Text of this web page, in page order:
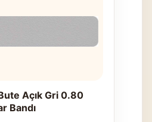
Açık Gri 0.80
Bandı